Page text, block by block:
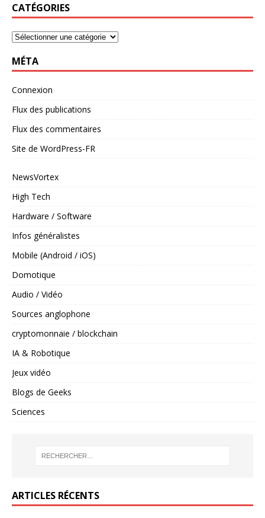
CATÉGORIES
MÉTA
Connexion
Flux des publications
Flux des commentaires
Site de WordPress-FR
NewsVortex
High Tech
Hardware / Software
Infos généralistes
Mobile (Android / iOS)
Domotique
Audio / Vidéo
Sources anglophone
cryptomonnaie / blockchain
IA & Robotique
Jeux vidéo
Blogs de Geeks
Sciences
ARTICLES RÉCENTS